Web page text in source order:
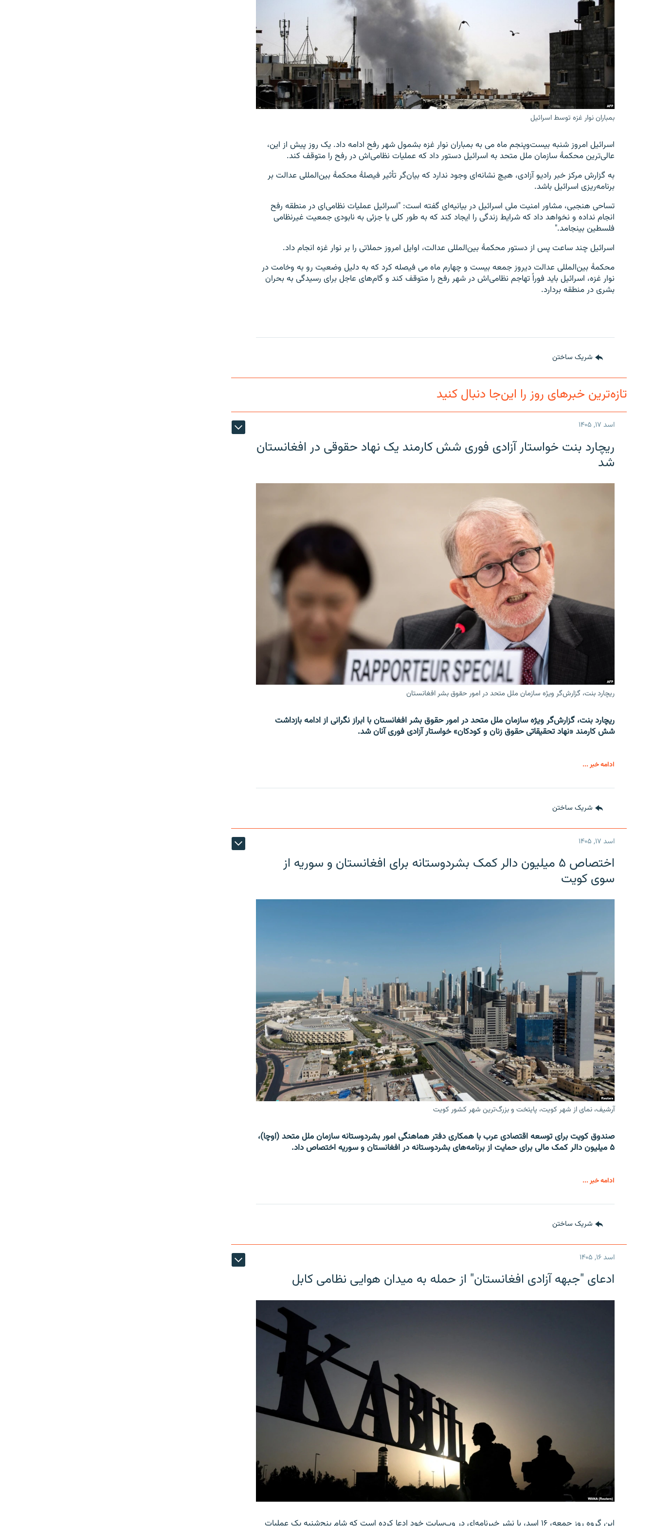
بمباران نوار غزه توسط اسرائیل
اسرائیل امروز شنبه بیست‌وپنجم ماه می به بمباران نوار غزه بشمول شهر رفح ادامه داد. یک روز پیش از این،
عالی‌ترین محکمهٔ سازمان ملل متحد به اسرائیل دستور داد که عملیات نظامی‌اش در رفح را متوقف کند.
به گزارش مرکز خبر رادیو آزادی، هیچ نشانه‌ای وجود ندارد که بیان‌گر تأثیر فیصلهٔ محکمهٔ بین‌المللی عدالت بر
برنامه‌ریزی اسرائیل باشد.
تساحی هنجبی، مشاور امنیت ملی اسرائیل در بیانیه‌ای گفته است: "اسرائیل عملیات نظامی‌ای در منطقه رفح
انجام نداده و نخواهد داد که شرایط زندگی‌ را ایجاد کند که به طور کلی یا جزئی به نابودی جمعیت غیرنظامی
فلسطین بینجامد."
اسرائیل چند ساعت پس از دستور محکمهٔ بین‌المللی عدالت، اوایل امروز حملاتی را بر نوار غزه انجام داد.
محکمهٔ بین‌المللی عدالت دیروز جمعه بیست و چهارم ماه می فیصله کرد که به دلیل وضعیت رو به وخامت در
نوار غزه، اسرائیل باید فوراً تهاجم نظامی‌اش در شهر رفح را متوقف کند و گام‌های عاجل برای رسیدگی به بحران
بشری در منطقه بردارد.
شریک ساختن
تازه‌ترین خبرهای روز را این‌جا دنبال کنید
اسد ۱۷, ۱۴۰۵
ریچارد بنت خواستار آزادی فوری شش کارمند یک نهاد حقوقی در افغانستان
شد
ریچارد بنت، گزارش‌گر ویژه سازمان ملل متحد در امور حقوق بشر افغانستان
ریچارد بنت، گزارش‌گر ویژه سازمان ملل متحد در امور حقوق بشر افغانستان با ابراز نگرانی از ادامه بازداشت
شش کارمند «نهاد تحقیقاتی حقوق زنان و کودکان» خواستار آزادی فوری آنان شد.
ادامه خبر ...
شریک ساختن
اسد ۱۷, ۱۴۰۵
اختصاص ۵ میلیون دالر کمک بشردوستانه برای افغانستان و سوریه از
سوی کویت
آرشیف، نمای از شهر کویت، پایتخت و بزرگ‌ترین شهر کشور کویت
صندوق کویت برای توسعه اقتصادی عرب با همکاری دفتر هماهنگی امور بشردوستانه سازمان ملل متحد (اوچا)،
۵ میلیون دالر کمک مالی برای حمایت از برنامه‌های بشردوستانه در افغانستان و سوریه اختصاص داد.
ادامه خبر ...
شریک ساختن
اسد ۱۶, ۱۴۰۵
ادعای "جبهه آزادی افغانستان" از حمله به میدان هوایی نظامی کابل